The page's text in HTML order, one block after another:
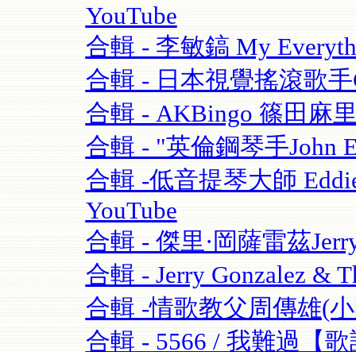
YouTube
合輯 - 李敏鎬 My
合輯 - 日本視覺搖滾歌手
合輯 - AKBingo 篠田麻
合輯 - "英倫鋼琴手John
合輯 -低音提琴大師
YouTube
合輯 - 傑里·岡薩雷茲
合輯 - Jerry Gonzalez &
合輯 -情歌教父周傳雄(
合輯 - 5566 / 我難過【